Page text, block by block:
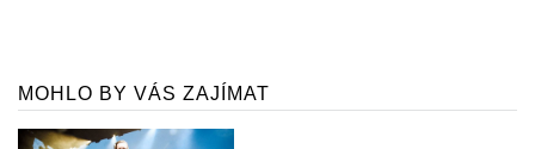
MOHLO BY VÁS ZAJÍMAT